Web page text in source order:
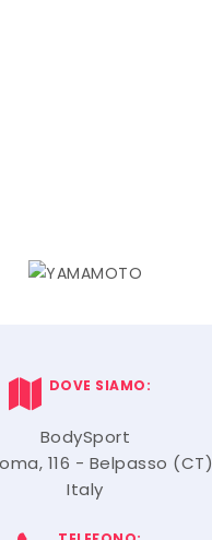
DOVE SIAMO:
BodySport
116 - Belpasso (CT)
Italy